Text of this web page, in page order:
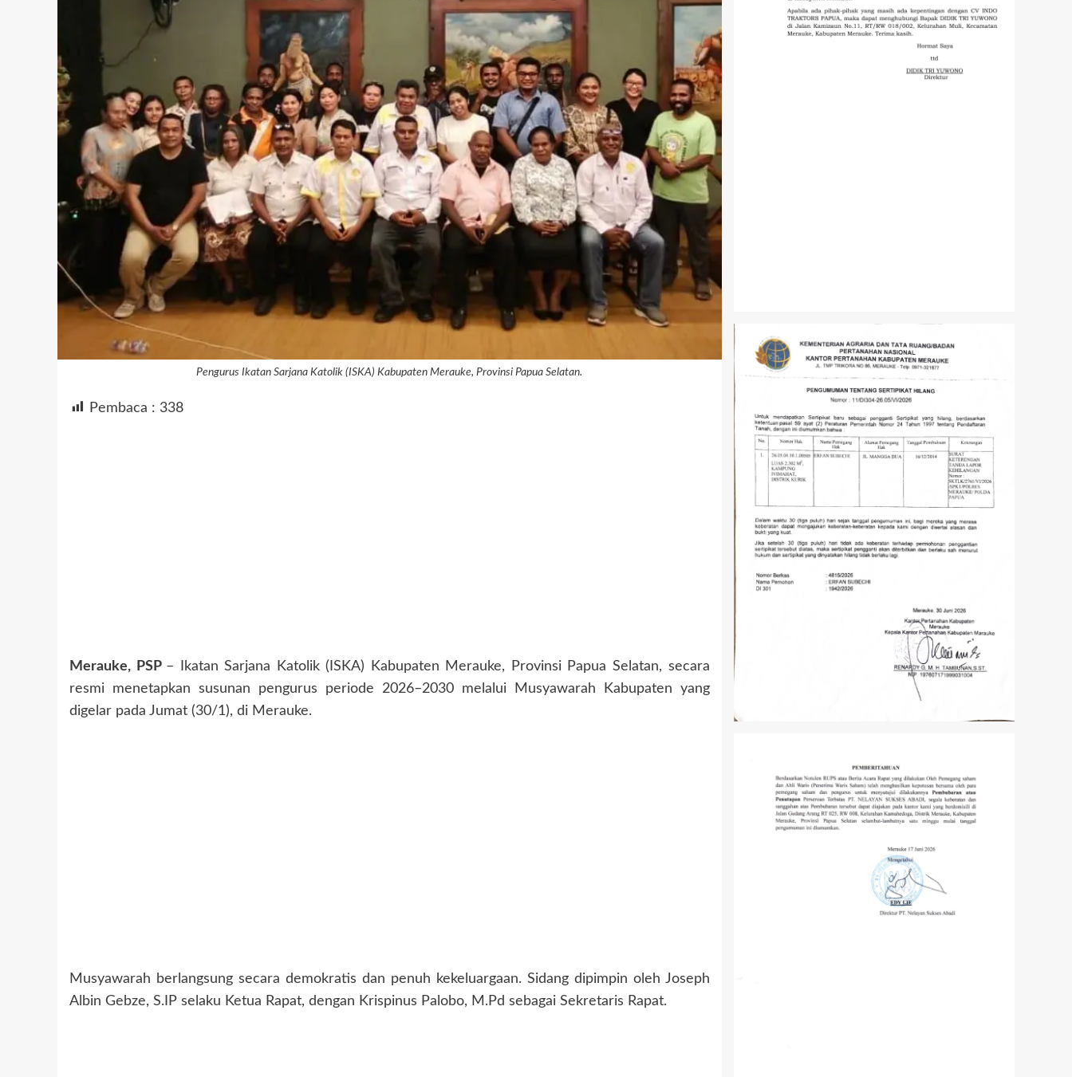
Pengurus Ikatan Sarjana Katolik (ISKA) Kabupaten Merauke, Provinsi Papua Selatan.
Pembaca : 338
Merauke, PSP – Ikatan Sarjana Katolik (ISKA) Kabupaten Merauke, Provinsi Papua Selatan, secara
resmi menetapkan susunan pengurus periode 2026–2030 melalui Musyawarah Kabupaten yang
digelar pada Jumat (30/1), di Merauke.
Musyawarah berlangsung secara demokratis dan penuh kekeluargaan. Sidang dipimpin oleh Joseph
Albin Gebze, S.IP selaku Ketua Rapat, dengan Krispinus Palobo, M.Pd sebagai Sekretaris Rapat.